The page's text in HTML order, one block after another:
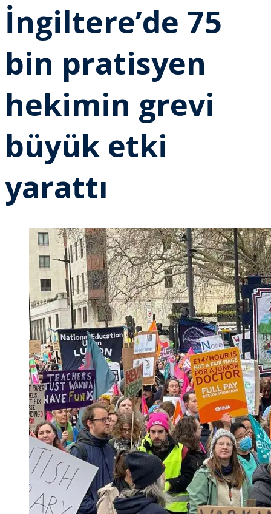
İngiltere’de 75
bin pratisyen
hekimin grevi
büyük etki
yarattı